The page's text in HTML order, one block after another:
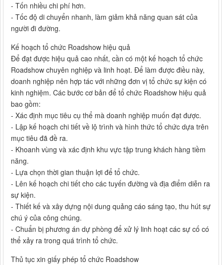
- Tốn nhiều chi phí hơn.
- Tốc độ di chuyển nhanh, làm giảm khả năng quan sát của
người đi đường.
Kế hoạch tổ chức Roadshow hiệu quả
Để đạt được hiệu quả cao nhất, cần có một kế hoạch tổ chức
Roadshow chuyên nghiệp và linh hoạt. Để làm được điều này,
doanh nghiệp nên hợp tác với những đơn vị tổ chức sự kiện có
kinh nghiệm. Các bước cơ bản để tổ chức Roadshow hiệu quả
bao gồm:
- Xác định mục tiêu cụ thể mà doanh nghiệp muốn đạt được.
- Lập kế hoạch chi tiết về lộ trình và hình thức tổ chức dựa trên
mục tiêu đã đề ra.
- Khoanh vùng và xác định khu vực tập trung khách hàng tiềm
năng.
- Lựa chọn thời gian thuận lợi để tổ chức.
- Lên kế hoạch chi tiết cho các tuyến đường và địa điểm diễn ra
sự kiện.
- Thiết kế và xây dựng nội dung quảng cáo sáng tạo, thu hút sự
chú ý của công chúng.
- Chuẩn bị phương án dự phòng để xử lý linh hoạt các sự cố có
thể xảy ra trong quá trình tổ chức.
Thủ tục xin giấy phép tổ chức Roadshow